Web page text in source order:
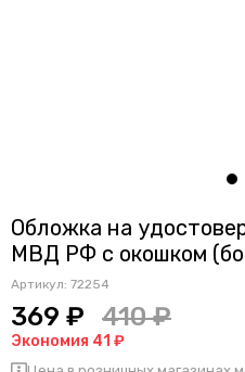
Обложка на
МВД РФ с окошком
Артикул: 72254
369 ₽ 410 ₽
Экономия 41 ₽